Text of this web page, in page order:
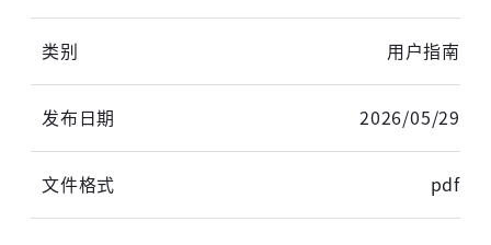
用户指南
2026/05/29
pdf